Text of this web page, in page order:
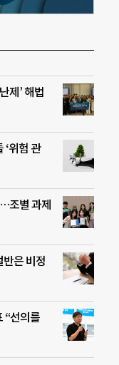
제’ 해법
위험 관
조별 과제
은 비정
“선의를